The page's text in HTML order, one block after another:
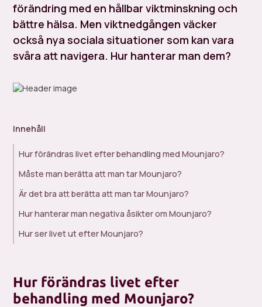
förändring med en hållbar viktminskning och
bättre hälsa. Men viktnedgången väcker
också nya sociala situationer som kan vara
svåra att navigera. Hur hanterar man dem?
Innehåll
Hur förändras livet efter behandling med Mounjaro?
Måste man berätta att man tar Mounjaro?
Är det bra att berätta att man tar Mounjaro?
Hur hanterar man negativa åsikter om Mounjaro?
Hur ser livet ut efter Mounjaro?
Hur förändras livet efter
behandling med Mounjaro?